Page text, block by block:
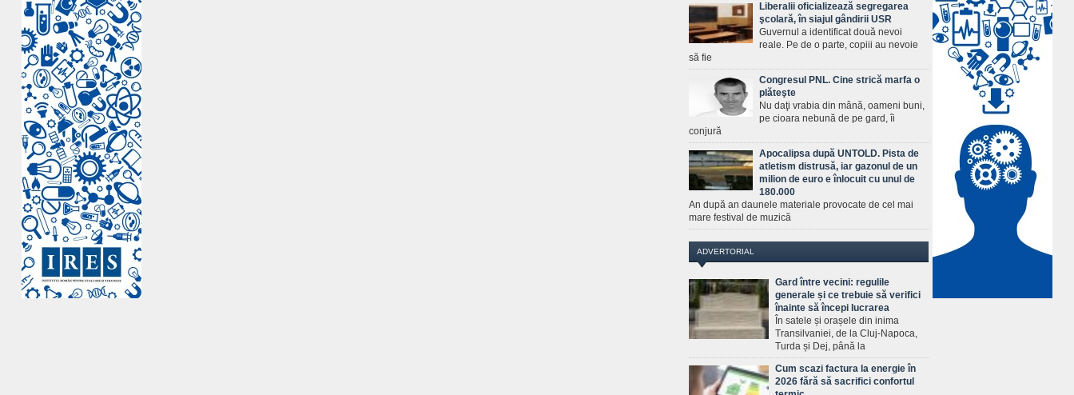
Liberalii oficializează segregarea
şcolară, în siajul gândirii USR
Guvernul a identificat două nevoi
reale. Pe de o parte, copiii au nevoie
să fie
Congresul PNL. Cine strică marfa o
plăteşte
Nu daţi vrabia din mână, oameni buni,
pe cioara nebună de pe gard, îi
conjură
Apocalipsa după UNTOLD. Pista de
atletism distrusă, iar gazonul de un
milion de euro e înlocuit cu unul de
180.000
An după an daunele materiale provocate de cel mai
mare festival de muzică
ADVERTORIAL
Gard între vecini: regulile
generale și ce trebuie să verifici
înainte să începi lucrarea
În satele și orașele din inima
Transilvaniei, de la Cluj-Napoca,
Turda și Dej, până la
Cum scazi factura la energie în
2026 fără să sacrifici confortul